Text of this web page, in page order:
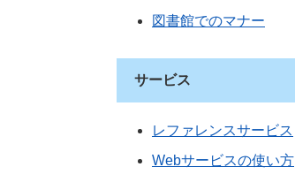
図書館でのマナー
サービス
レファレンスサービス
Webサービスの使い方